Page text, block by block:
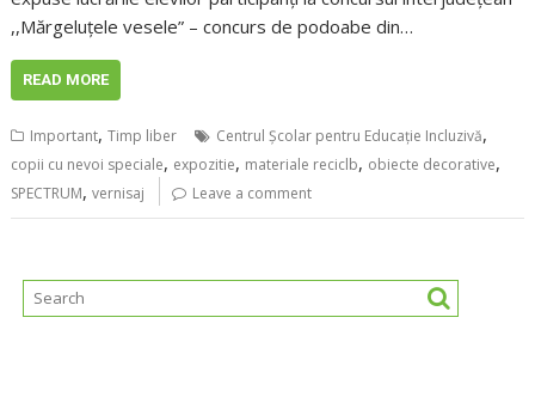
,,Mărgeluțele vesele” – concurs de podoabe din…
READ MORE
Important,Timp liber Centrul Școlar pentru Educație Incluzivă,
copii cu nevoi speciale, expozitie, materiale reciclb, obiecte decorative,
SPECTRUM,vernisaj Leave a comment